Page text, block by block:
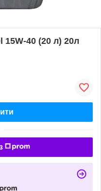
40 (20 л) 20л